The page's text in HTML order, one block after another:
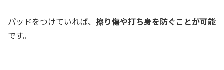
パッドをつけていれば、 擦り傷や打ち身を防ぐことが可能
です。